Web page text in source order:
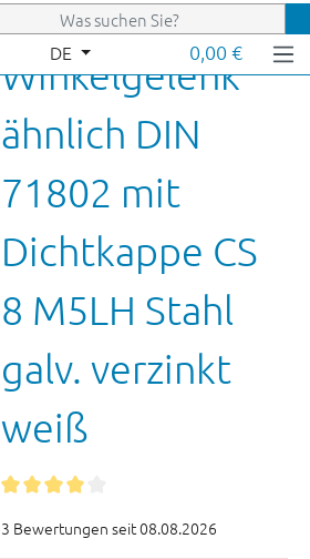
DE 0,00 €
Winkelgelenk
ähnlich DIN
71802 mit
Dichtkappe CS
8 M5LH Stahl
galv. verzinkt
weiß
3 Bewertungen seit 08.08.2026